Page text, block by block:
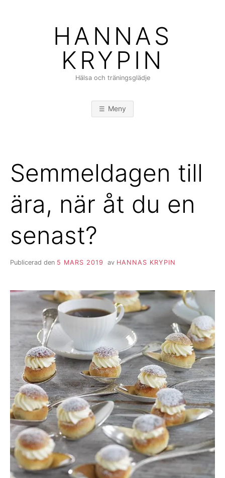
HANNAS
KRYPIN
Hälsa och träningsglädje
Meny
Semmeldagen till
ära, när åt du en
senast?
Publicerad den 5 MARS 2019 av HANNAS KRYPIN